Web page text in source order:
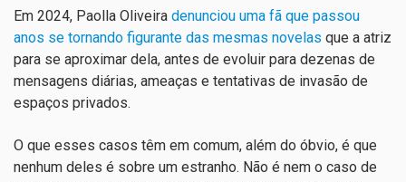
Em 2024, Paolla Oliveira denunciou uma fã que passou
anos se tornando figurante das mesmas novelas que a atriz
para se aproximar dela, antes de evoluir para dezenas de
mensagens diárias, ameaças e tentativas de invasão de
espaços privados.
O que esses casos têm em comum, além do óbvio, é que
nenhum deles é sobre um estranho. Não é nem o caso de